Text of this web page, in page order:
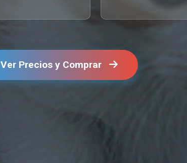
Ver Precios y Comprar